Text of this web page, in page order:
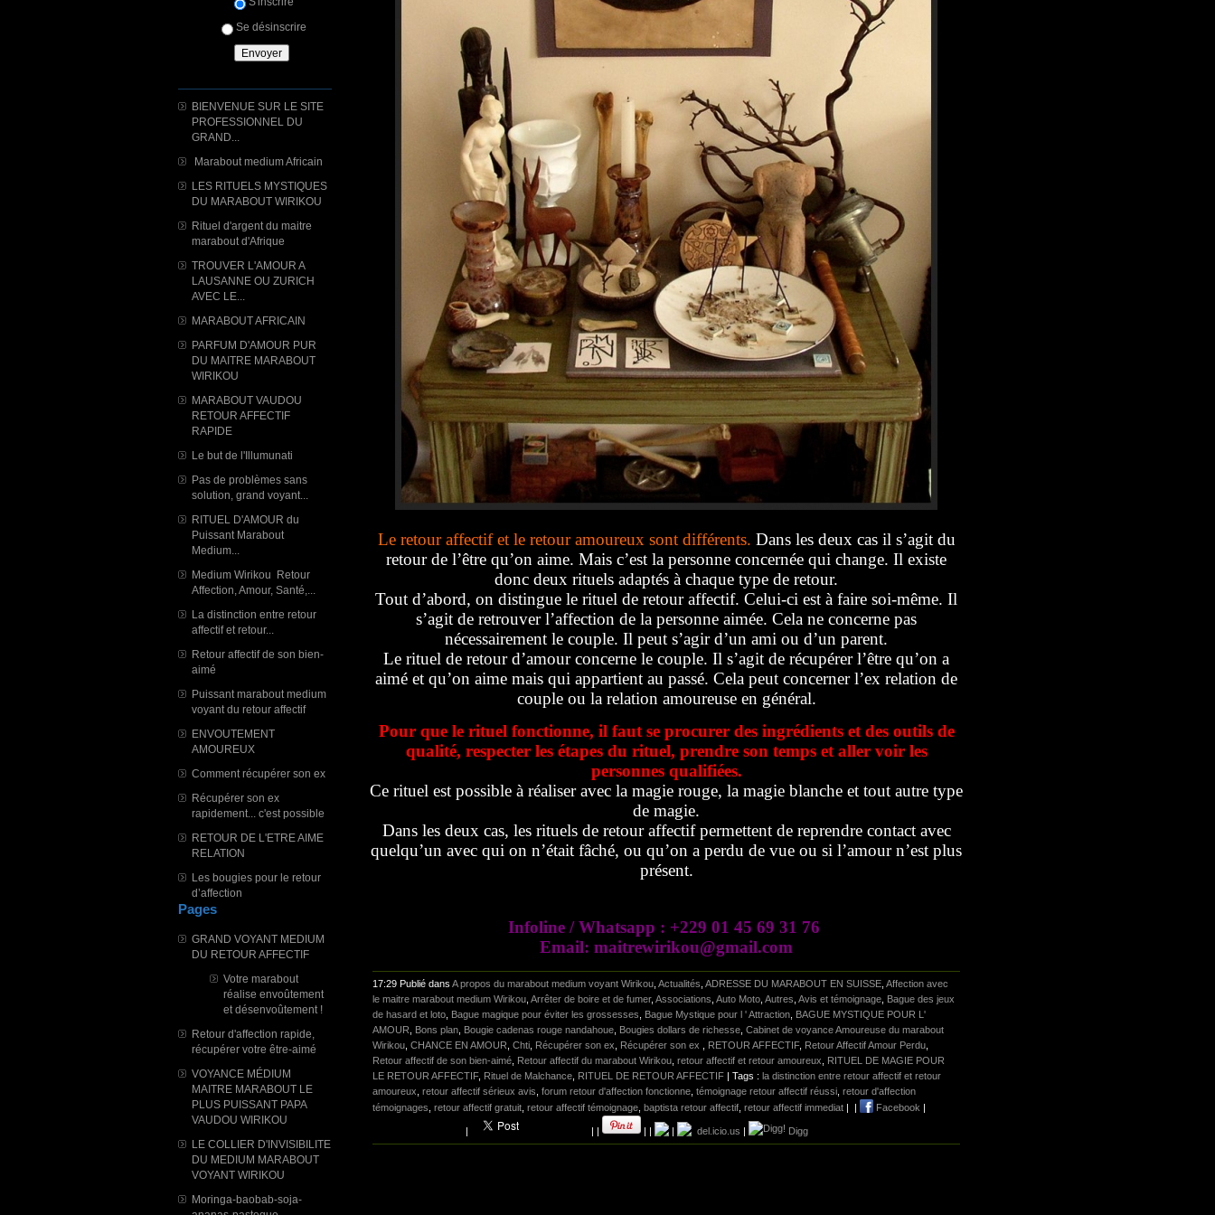
Se désinscrire
BIENVENUE SUR LE SITE
PROFESSIONNEL DU
GRAND...
Marabout medium Africain
LES RITUELS MYSTIQUES
DU MARABOUT WIRIKOU
Rituel d'argent du maitre
marabout d'Afrique
TROUVER L'AMOUR A
LAUSANNE OU ZURICH
AVEC LE...
MARABOUT AFRICAIN
PARFUM D'AMOUR PUR
DU MAITRE MARABOUT
WIRIKOU
MARABOUT VAUDOU
RETOUR AFFECTIF
RAPIDE
Le but de l'Illumunati
Pas de problèmes sans
solution, grand voyant...
RITUEL D'AMOUR du
Puissant Marabout
Medium...
Medium Wirikou Retour
Affection, Amour, Santé,...
La distinction entre retour
affectif et retour...
Retour affectif de son bien-
aimé
Puissant marabout medium
voyant du retour affectif
ENVOUTEMENT
AMOUREUX
Comment récupérer son ex
Récupérer son ex
rapidement... c'est possible
RETOUR DE L'ETRE AIME
RELATION
Les bougies pour le retour
d’affection
Pages
GRAND VOYANT MEDIUM
DU RETOUR AFFECTIF
Votre marabout
réalise envoûtement
et désenvoûtement !
Retour d'affection rapide,
récupérer votre être-aimé
VOYANCE MÉDIUM
MAITRE MARABOUT LE
PLUS PUISSANT PAPA
VAUDOU WIRIKOU
LE COLLIER D'INVISIBILITE
DU MEDIUM MARABOUT
VOYANT WIRIKOU
Moringa-baobab-soja-
Le retour affectif et le retour amoureux sont différents. Dans les deux cas il s’agit du
retour de l’être qu’on aime. Mais c’est la personne concernée qui change. Il existe
donc deux rituels adaptés à chaque type de retour.
Tout d’abord, on distingue le rituel de retour affectif. Celui-ci est à faire soi-même. Il
s’agit de retrouver l’affection de la personne aimée. Cela ne concerne pas
nécessairement le couple. Il peut s’agir d’un ami ou d’un parent.
Le rituel de retour d’amour concerne le couple. Il s’agit de récupérer l’être qu’on a
aimé et qu’on aime mais qui appartient au passé. Cela peut concerner l’ex relation de
couple ou la relation amoureuse en général.
Pour que le rituel fonctionne, il faut se procurer des ingrédients et des outils de
qualité, respecter les étapes du rituel, prendre son temps et aller voir les
personnes qualifiées.
Ce rituel est possible à réaliser avec la magie rouge, la magie blanche et tout autre type
de magie.
Dans les deux cas, les rituels de retour affectif permettent de reprendre contact avec
quelqu’un avec qui on n’était fâché, ou qu’on a perdu de vue ou si l’amour n’est plus
présent.
Infoline / Whatsapp : +229 01 45 69 31 76
Email: maitrewirikou@gmail.com
17:29 Publié dans A propos du marabout medium voyant Wirikou, Actualités, ADRESSE DU MARABOUT EN SUISSE, Affection avec
le maitre marabout medium Wirikou, Arrêter de boire et de fumer, Associations, Auto Moto, Autres, Avis et témoignage, Bague des jeux
de hasard et loto, Bague magique pour éviter les grossesses, Bague Mystique pour l ' Attraction, BAGUE MYSTIQUE POUR L'
AMOUR, Bons plan, Bougie cadenas rouge nandahoue, Bougies dollars de richesse, Cabinet de voyance Amoureuse du marabout
Wirikou, CHANCE EN AMOUR, Chti, Récupérer son ex, Récupérer son ex , RETOUR AFFECTIF, Retour Affectif Amour Perdu,
Retour affectif de son bien-aimé, Retour affectif du marabout Wirikou, retour affectif et retour amoureux, RITUEL DE MAGIE POUR
LE RETOUR AFFECTIF, Rituel de Malchance, RITUEL DE RETOUR AFFECTIF | Tags : la distinction entre retour affectif et retour
amoureux, retour affectif sérieux avis, forum retour d'affection fonctionne, témoignage retour affectif réussi, retour d'affection
témoignages, retour affectif gratuit, retour affectif témoignage, baptista retour affectif, retour affectif immediat Facebook
del.icio.us Digg